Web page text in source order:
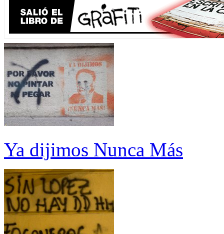
Ya dijimos Nunca Más